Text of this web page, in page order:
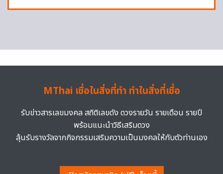
MThai เชื่อในสิ่งที่ทำ ทำในสิ่งที่เชื่อ
รับข่าวสารเลขมงคล สถิติเลขดัง ดวงรายวัน รายเดือน รายปี
พร้อมแนะนำวิธีเสริมดวง
ลุ้นรับรางวัลจากกิจกรรมเสริมความเป็นมงคลให้กับตัวท่านเอง